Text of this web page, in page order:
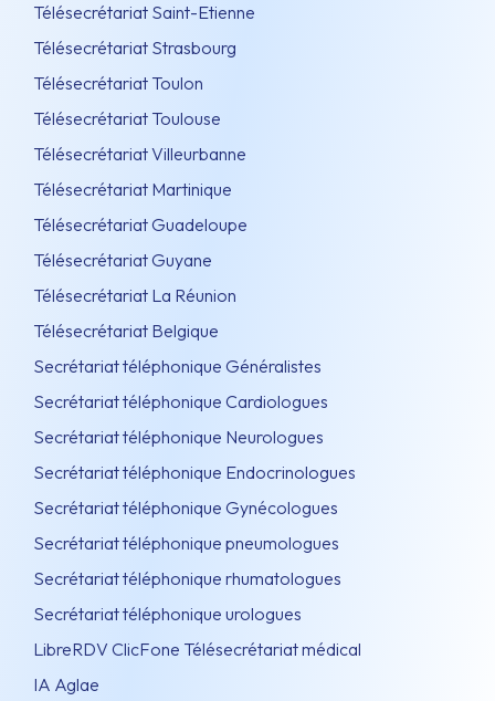
Télésecrétariat Saint-Etienne
Télésecrétariat Strasbourg
Télésecrétariat Toulon
Télésecrétariat Toulouse
Télésecrétariat Villeurbanne
Télésecrétariat Martinique
Télésecrétariat Guadeloupe
Télésecrétariat Guyane
Télésecrétariat La Réunion
Télésecrétariat Belgique
Secrétariat téléphonique Généralistes
Secrétariat téléphonique Cardiologues
Secrétariat téléphonique Neurologues
Secrétariat téléphonique Endocrinologues
Secrétariat téléphonique Gynécologues
Secrétariat téléphonique pneumologues
Secrétariat téléphonique rhumatologues
Secrétariat téléphonique urologues
LibreRDV ClicFone Télésecrétariat médical
IA Aglae